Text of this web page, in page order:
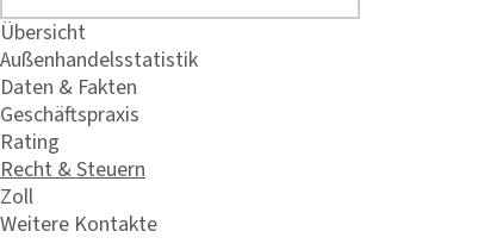
Übersicht
Außenhandelsstatistik
Daten & Fakten
Geschäftspraxis
Rating
Recht & Steuern
Zoll
Weitere Kontakte